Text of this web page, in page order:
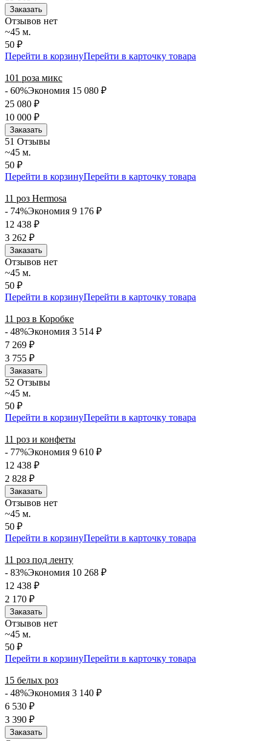
Заказать
Отзывов нет
~45 м.
50 ₽
Перейти в корзинуПерейти в карточку товара
101 роза микс
- 60%Экономия 15 080 ₽
25 080 ₽
10 000 ₽
Заказать
51 Отзывы
~45 м.
50 ₽
Перейти в корзинуПерейти в карточку товара
11 роз Hermosa
- 74%Экономия 9 176 ₽
12 438 ₽
3 262 ₽
Заказать
Отзывов нет
~45 м.
50 ₽
Перейти в корзинуПерейти в карточку товара
11 роз в Коробке
- 48%Экономия 3 514 ₽
7 269 ₽
3 755 ₽
Заказать
52 Отзывы
~45 м.
50 ₽
Перейти в корзинуПерейти в карточку товара
11 роз и конфеты
- 77%Экономия 9 610 ₽
12 438 ₽
2 828 ₽
Заказать
Отзывов нет
~45 м.
50 ₽
Перейти в корзинуПерейти в карточку товара
11 роз под ленту
- 83%Экономия 10 268 ₽
12 438 ₽
2 170 ₽
Заказать
Отзывов нет
~45 м.
50 ₽
Перейти в корзинуПерейти в карточку товара
15 белых роз
- 48%Экономия 3 140 ₽
6 530 ₽
3 390 ₽
Заказать